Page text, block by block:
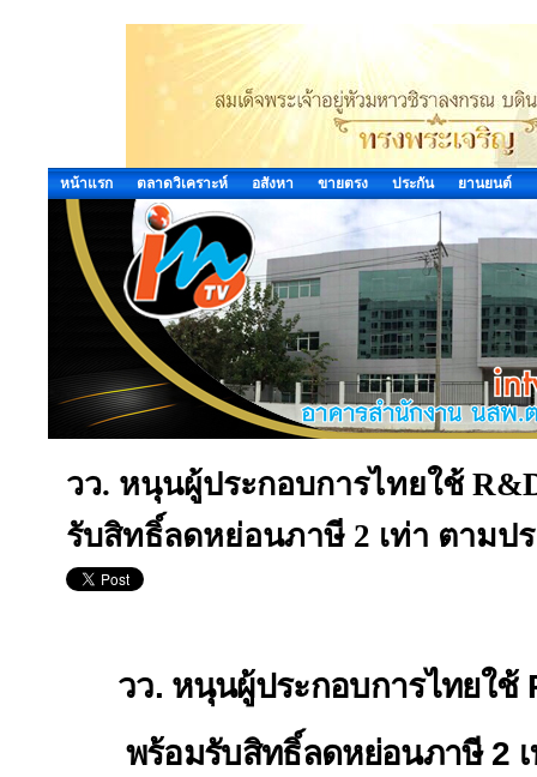
หน้าแรก ตลาดวิเคราะห์ อสังหา ขายตรง ประกัน ยานยนต์
วว. หนุนผู้ประกอบการไทยใช้
รับสิทธิ์ลดหย่อนภาษี 2 เท่า ตามป
วว. หนุนผู้ประกอบการไทยใช้
พร้อมรับสิทธิ์ลดหย่อนภาษี 2